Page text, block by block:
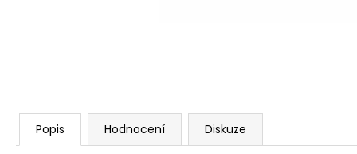
Popis Hodnocení Diskuze